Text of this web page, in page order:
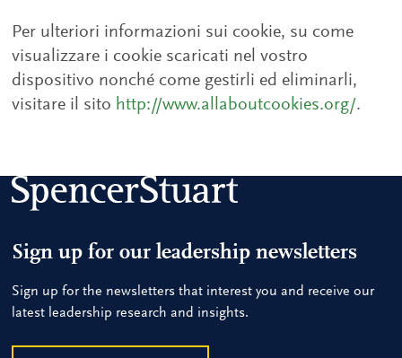
Per ulteriori informazioni sui cookie, su come
visualizzare i cookie scaricati nel vostro
dispositivo nonché come gestirli ed eliminarli,
visitare il sito http://www.allaboutcookies.org/.
Sign up for our leadership newsletters
Sign up for the newsletters that interest you and receive our
latest leadership research and insights.